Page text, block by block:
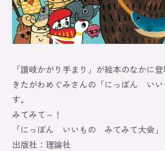
About
Online
「讃岐かがり手まり」が絵本のなかに登
きたがわめぐみさんの「にっぽん い
す。
みてみて～！
「にっぽん いいもの みてみて大会」
出版社：理論社